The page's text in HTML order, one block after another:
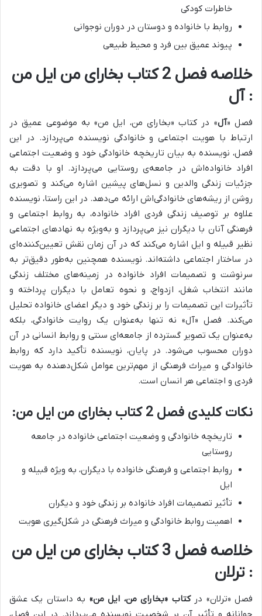
خاطرات کودکی
روابط با خانواده و دوستان در دوران نوجوانی
پیوند عمیق بین فرد و محیط طبیعی
خلاصه فصل 2 کتاب بخارای من ایل من
: آل
فصل «آل» در کتاب «بخارای من، ایل من» به موضوعی عمیق در
ارتباط با هویت اجتماعی و خانوادگی نویسنده می‌پردازد. در این
فصل، نویسنده به بیان تاریخچه خانوادگی خود و وضعیت اجتماعی
افراد خانواده‌اش در جامعه‌ی روستایی می‌پردازد. او با دقت به
جزئیات زندگی والدین و نسل‌های پیشین اشاره می‌کند و تصویری
روشن از ریشه‌های خانوادگی‌اش ارائه می‌دهد. در این راستا، نویسنده
علاوه بر توصیف زندگی فردی افراد خانواده، به روابط اجتماعی و
فرهنگی آنان با دیگران نیز می‌پردازد و به‌ویژه به نهادهای اجتماعی
نظیر قبیله و ایل اشاره می‌کند که در آن زمان نقش تعیین‌کننده‌ای
در ساختار اجتماعی داشته‌اند. نویسنده همچنین به‌طور دقیق‌تر به
سرنوشت و تصمیمات افراد خانواده در زمینه‌های مختلف زندگی
مانند انتخاب شغل، ازدواج، و نحوه تعامل با دیگران پرداخته و
تأثیرات این تصمیمات را بر زندگی خود و دیگر اعضای خانواده تحلیل
می‌کند. فصل «آل» نه تنها به‌عنوان یک روایت خانوادگی، بلکه
به‌عنوان یک تصویر گسترده از جامعه‌ای سنتی و روابط انسانی در آن
دوران محسوب می‌شود. در پایان، نویسنده تأکید دارد که روابط
خانوادگی و میراث فرهنگی از مهم‌ترین عوامل شکل‌دهنده به هویت
فردی و اجتماعی هر انسان است.
نکات کلیدی فصل 2 کتاب بخارای من ایل من:
تاریخچه خانوادگی و وضعیت اجتماعی خانواده در جامعه
روستایی
روابط اجتماعی و فرهنگی خانواده با دیگران، به ویژه قبیله و
ایل
تأثیر تصمیمات افراد خانواده بر زندگی خود و دیگران
اهمیت روابط خانوادگی و میراث فرهنگی در شکل‌گیری هویت
خلاصه فصل 3 کتاب بخارای من ایل من
: ترلان
فصل «ترلان» درکتاب «بخارای من، ایل من» به داستان یک عشق